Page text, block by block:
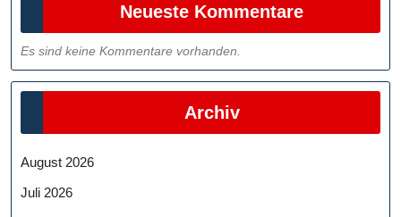
Neueste Kommentare
Es sind keine Kommentare vorhanden.
Archiv
August 2026
Juli 2026